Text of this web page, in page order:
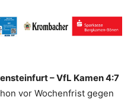
– VfL Kamen 4:7
vor Wochenfrist gegen